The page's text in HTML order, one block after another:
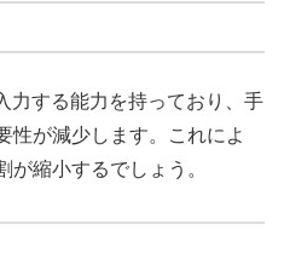
力する能力を持っており、手
性が減少します。これによ
が縮小するでしょう。